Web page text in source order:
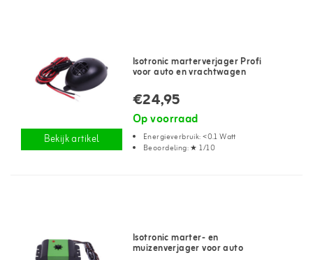
Bekijk artikel
Isotronic marterverjager Profi
voor auto en vrachtwagen
€24,95
Op voorraad
Energieverbruik: <0.1 Watt
Beoordeling: ★ 1/10
Isotronic marter- en
muizenverjager voor auto